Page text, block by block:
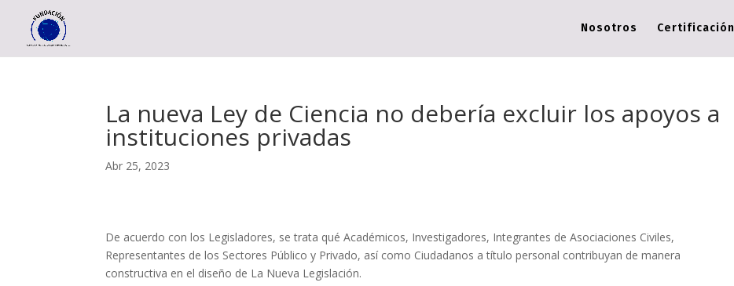
Nosotros Certificación
La nueva Ley de Ciencia no debería excluir los apoyos a
instituciones privadas
Abr 25, 2023
De acuerdo con los Legisladores, se trata qué Académicos, Investigadores, Integrantes de Asociaciones Civiles,
Representantes de los Sectores Público y Privado, así como Ciudadanos a título personal contribuyan de manera
constructiva en el diseño de La Nueva Legislación.